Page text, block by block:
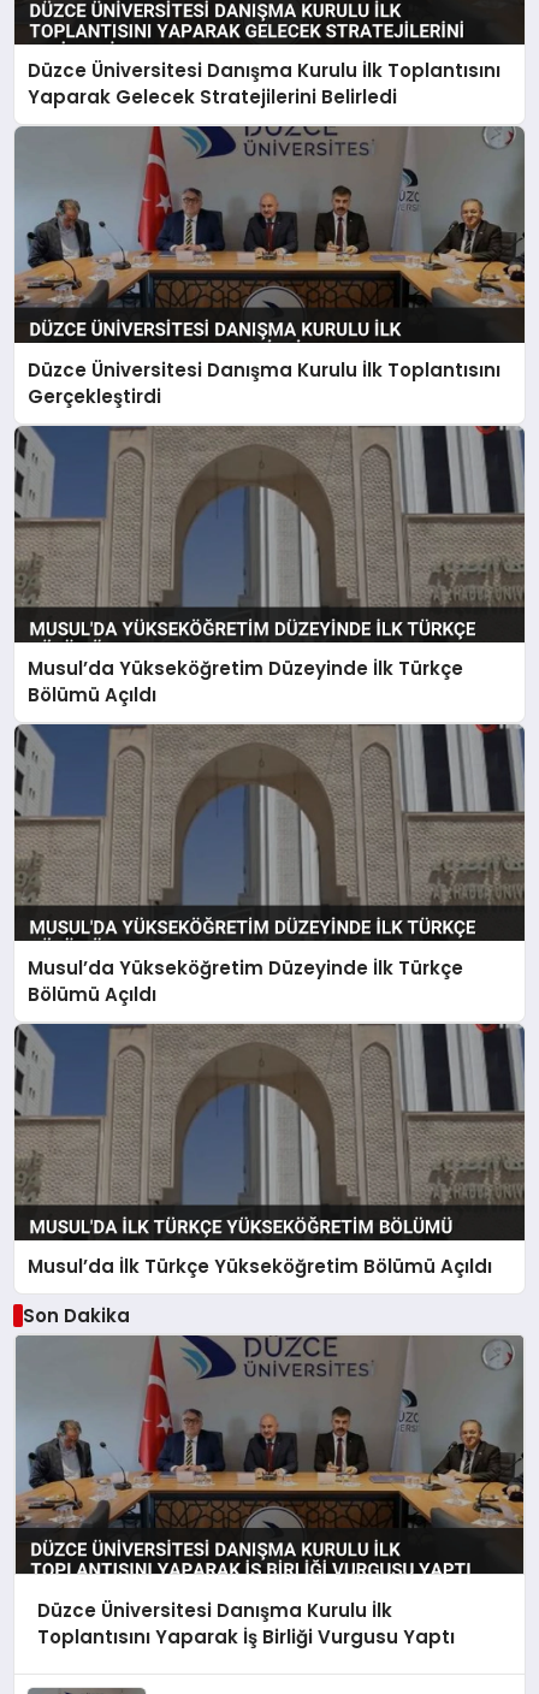
Düzce Üniversitesi Danışma Kurulu İlk Toplantısını
Yaparak Gelecek Stratejilerini Belirledi
Düzce Üniversitesi Danışma Kurulu İlk Toplantısını
Gerçekleştirdi
Musul’da Yükseköğretim Düzeyinde İlk Türkçe
Bölümü Açıldı
Musul’da Yükseköğretim Düzeyinde İlk Türkçe
Bölümü Açıldı
Musul’da İlk Türkçe Yükseköğretim Bölümü Açıldı
Son Dakika
Düzce Üniversitesi Danışma Kurulu İlk
Toplantısını Yaparak İş Birliği Vurgusu Yaptı